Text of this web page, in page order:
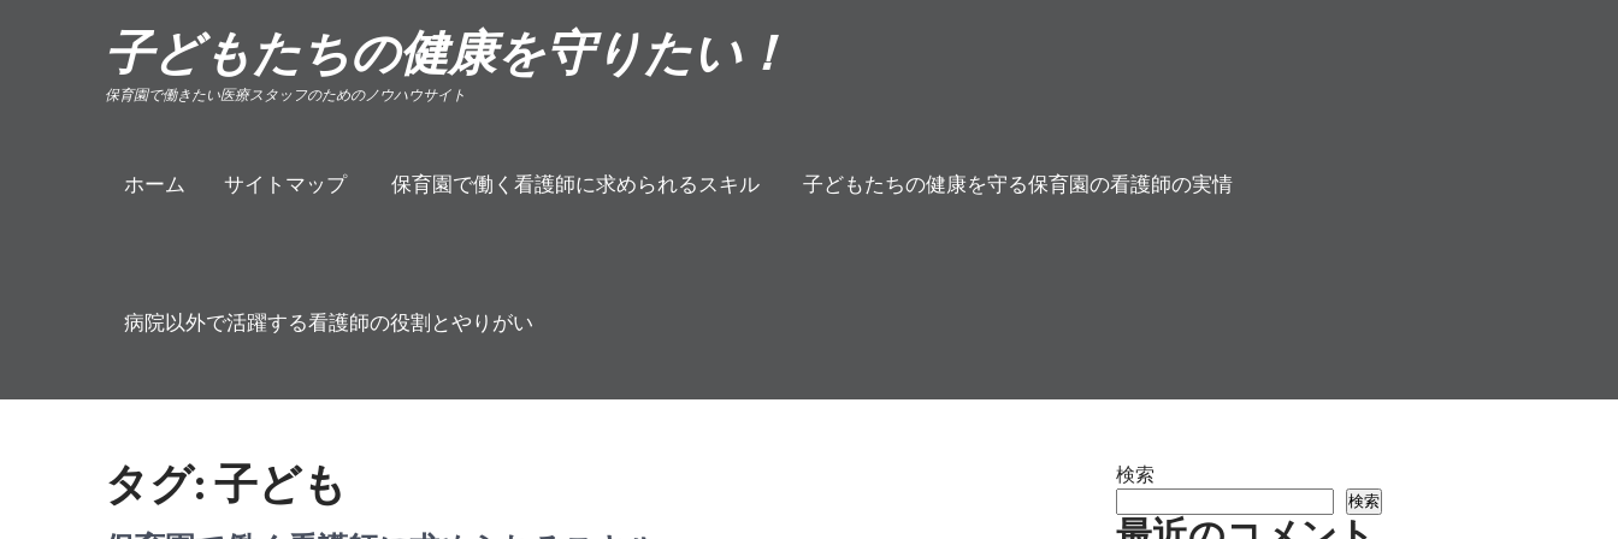
子どもたちの健康を守りたい！
保育園で働きたい医療スタッフのためのノウハウサイト
ホーム サイトマップ 保育園で働く看護師に求められるスキル 子どもたちの健康を守る保育園の看護師の実情
病院以外で活躍する看護師の役割とやりがい
タグ:子ども 検索
検索